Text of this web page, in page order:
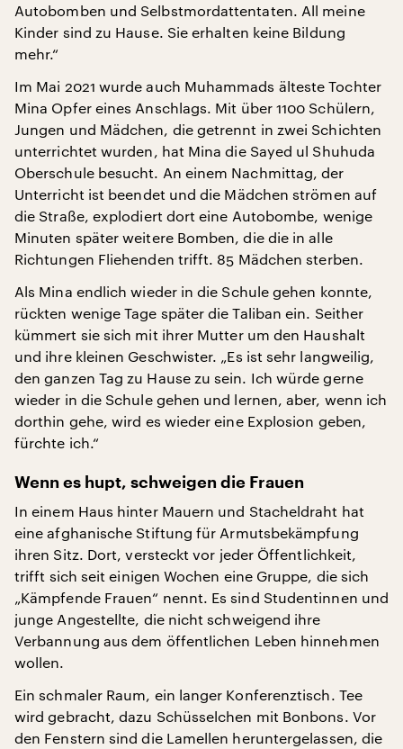
Autobomben und Selbstmordattentaten. All meine
Kinder sind zu Hause. Sie erhalten keine Bildung
mehr.“
Im Mai 2021 wurde auch Muhammads älteste Tochter
Mina Opfer eines Anschlags. Mit über 1100 Schülern,
Jungen und Mädchen, die getrennt in zwei Schichten
unterrichtet wurden, hat Mina die Sayed ul Shuhuda
Oberschule besucht. An einem Nachmittag, der
Unterricht ist beendet und die Mädchen strömen auf
die Straße, explodiert dort eine Autobombe, wenige
Minuten später weitere Bomben, die die in alle
Richtungen Fliehenden trifft. 85 Mädchen sterben.
Als Mina endlich wieder in die Schule gehen konnte,
rückten wenige Tage später die Taliban ein. Seither
kümmert sie sich mit ihrer Mutter um den Haushalt
und ihre kleinen Geschwister. „Es ist sehr langweilig,
den ganzen Tag zu Hause zu sein. Ich würde gerne
wieder in die Schule gehen und lernen, aber, wenn ich
dorthin gehe, wird es wieder eine Explosion geben,
fürchte ich.“
Wenn es hupt, schweigen die Frauen
In einem Haus hinter Mauern und Stacheldraht hat
eine afghanische Stiftung für Armutsbekämpfung
ihren Sitz. Dort, versteckt vor jeder Öffentlichkeit,
trifft sich seit einigen Wochen eine Gruppe, die sich
„Kämpfende Frauen“ nennt. Es sind Studentinnen und
junge Angestellte, die nicht schweigend ihre
Verbannung aus dem öffentlichen Leben hinnehmen
wollen.
Ein schmaler Raum, ein langer Konferenztisch. Tee
wird gebracht, dazu Schüsselchen mit Bonbons. Vor
den Fenstern sind die Lamellen heruntergelassen, die